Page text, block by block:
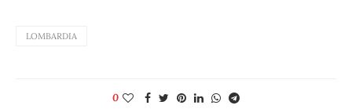
LOMBARDIA
0